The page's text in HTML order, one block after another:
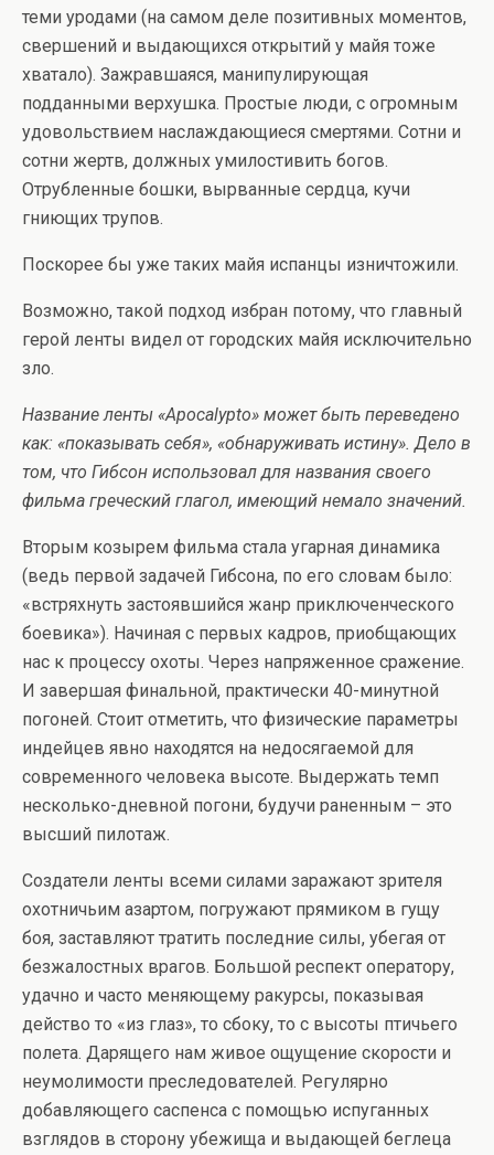
теми уродами (на самом деле позитивных моментов,
свершений и выдающихся открытий у майя тоже
хватало). Зажравшаяся, манипулирующая
подданными верхушка. Простые люди, с огромным
удовольствием наслаждающиеся смертями. Сотни и
сотни жертв, должных умилостивить богов.
Отрубленные бошки, вырванные сердца, кучи
гниющих трупов.
Поскорее бы уже таких майя испанцы изничтожили.
Возможно, такой подход избран потому, что главный
герой ленты видел от городских майя исключительно
зло.
Название ленты «Apocalypto» может быть переведено
как: «показывать себя», «обнаруживать истину». Дело в
том, что Гибсон использовал для названия своего
фильма греческий глагол, имеющий немало значений.
Вторым козырем фильма стала угарная динамика
(ведь первой задачей Гибсона, по его словам было:
«встряхнуть застоявшийся жанр приключенческого
боевика»). Начиная с первых кадров, приобщающих
нас к процессу охоты. Через напряженное сражение.
И завершая финальной, практически 40-минутной
погоней. Стоит отметить, что физические параметры
индейцев явно находятся на недосягаемой для
современного человека высоте. Выдержать темп
несколько-дневной погони, будучи раненным – это
высший пилотаж.
Создатели ленты всеми силами заражают зрителя
охотничьим азартом, погружают прямиком в гущу
боя, заставляют тратить последние силы, убегая от
безжалостных врагов. Большой респект оператору,
удачно и часто меняющему ракурсы, показывая
действо то «из глаз», то сбоку, то с высоты птичьего
полета. Дарящего нам живое ощущение скорости и
неумолимости преследователей. Регулярно
добавляющего саспенса с помощью испуганных
взглядов в сторону убежища и выдающей беглеца